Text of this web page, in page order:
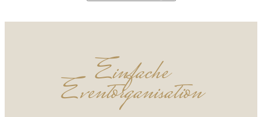
Einfache
Eventorganisation